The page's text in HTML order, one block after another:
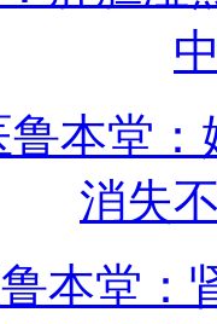
堂：
消失
堂：